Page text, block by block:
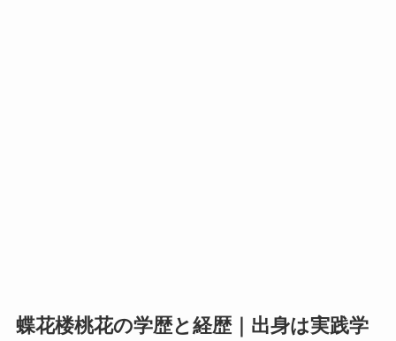
蝶花楼桃花の学歴と経歴｜出身は実践学